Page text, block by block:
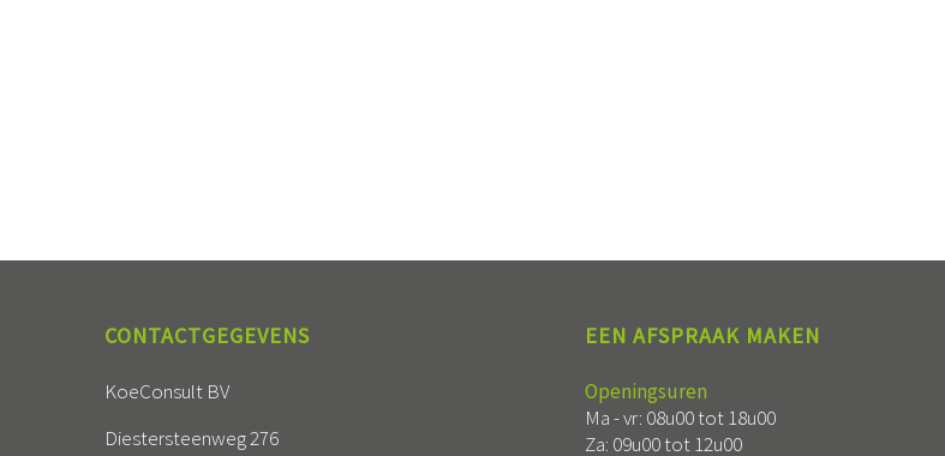
CONTACTGEGEVENS
KoeConsult BV
Diestersteenweg 276
EEN AFSPRAAK MAKEN
Openingsuren
Ma - vr: 08u00 tot 18u00
Za: 09u00 tot 12u00